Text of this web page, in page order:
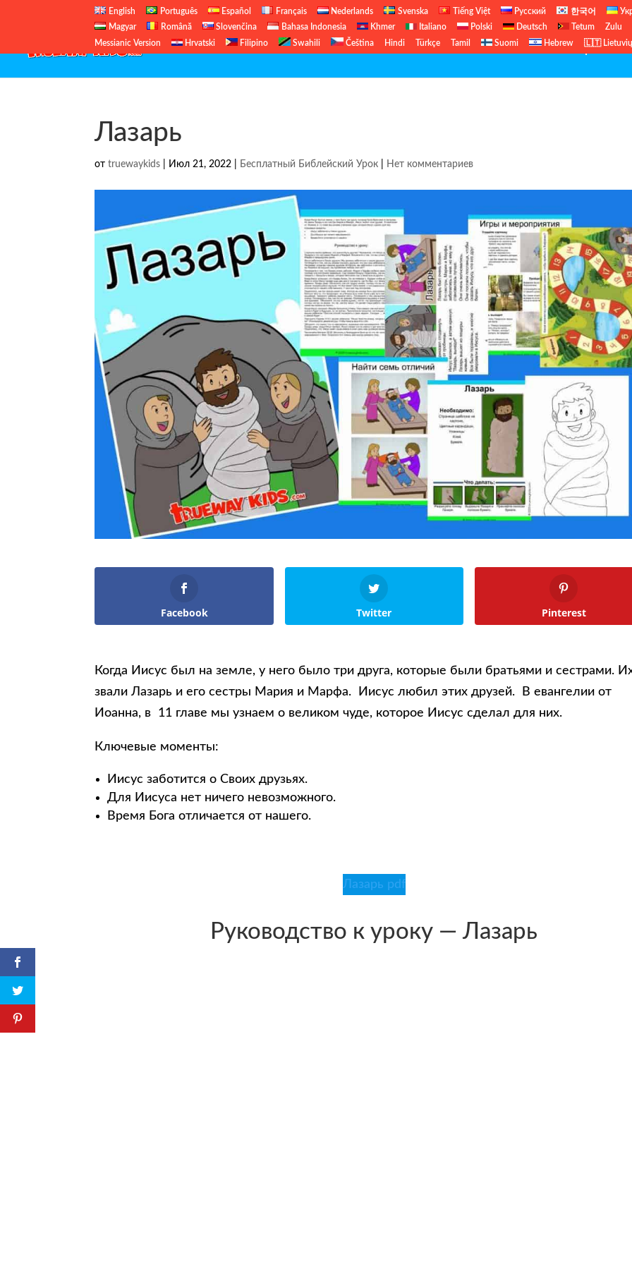
English Português Español Français Nederlands Svenska Tiếng Việt Русский 한국어
Magyar
Română Slovenčina Bahasa Indonesia Khmer Italiano Polski Deutsch Tetum
Zulu
Messianic Version
Hrvatski Filipino Swahili Čeština Hindi Türkçe Tamil Suomi Hebrew 🇱🇹
Бесплатный Библейский Урок
Лазарь
отtruewaykids Июл 21, 2022 Бесплатный Библейский Урок Нет комментариев
Facebook Twitter Pinterest
Когда Иисус был на земле, у него было три друга, которые были братьями и сестрами.
звали Лазарь и его сестры Мария и Марфа. Иисус любил этих друзей. В евангелии от
Иоанна, в 11 главе мы узнаем о великом чуде, которое Иисус сделал для них.
Ключевые моменты:
Иисус заботится о Своих друзьях.
Для Иисуса нет ничего невозможного.
Время Бога отличается от нашего.
Лазарь pdf
Руководство к уроку — Лазарь